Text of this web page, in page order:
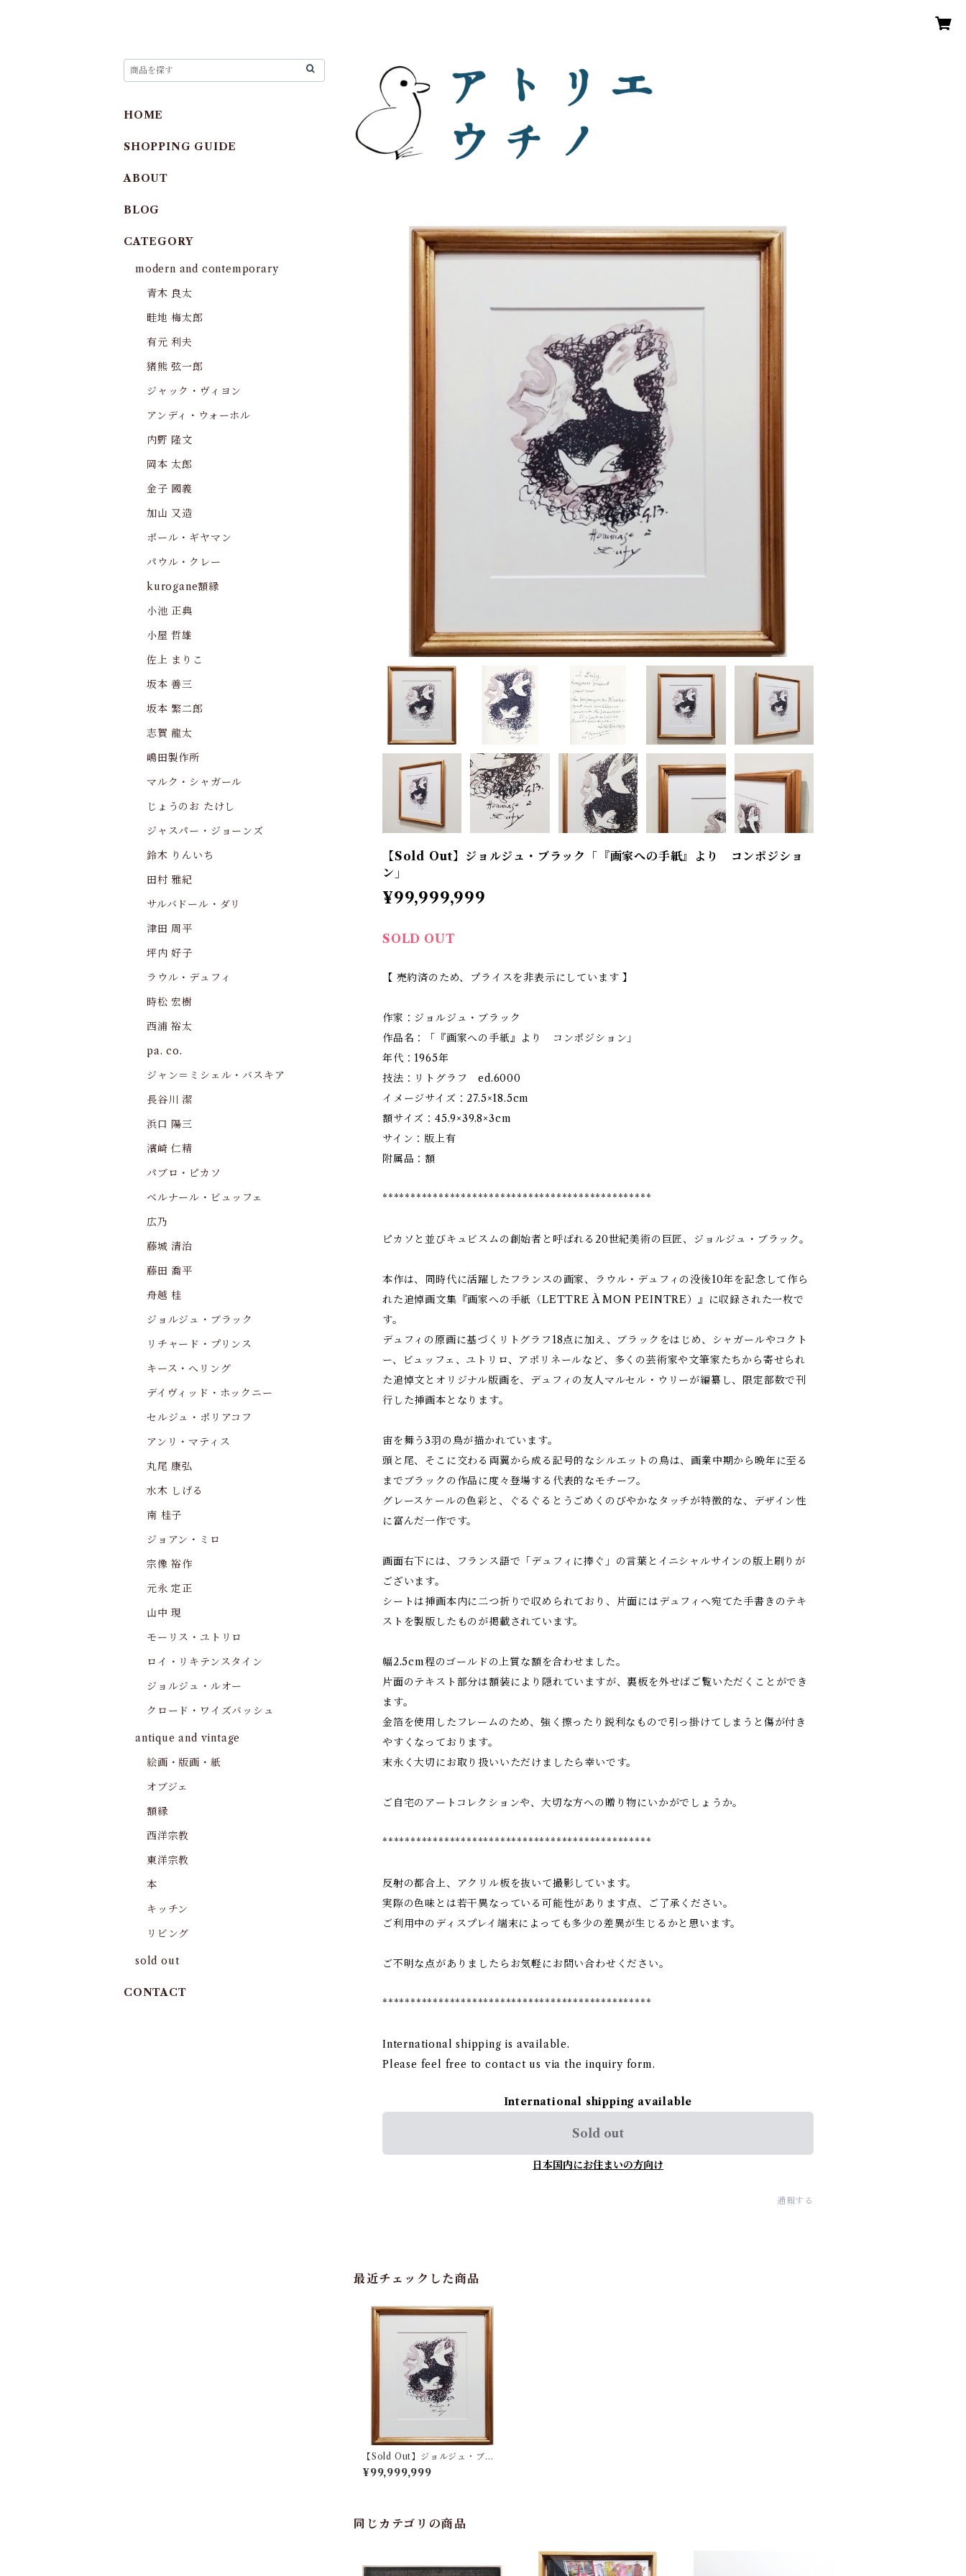
【Sold Out】ジョルジュ・ブラック「『画家への手紙』より コンポジショ
ン」
¥99,999,999
SOLD OUT
【 売約済のため、プライスを非表示にしています 】
作家：ジョルジュ・ブラック
作品名：「『画家への手紙』より コンポジション」
年代：1965年
技法：リトグラフ ed.6000
イメージサイズ：27.5×18.5cm
額サイズ：45.9×39.8×3cm
サイン：版上有
附属品：額
************************************************
ピカソと並びキュビスムの創始者と呼ばれる20世紀美術の巨匠、ジョルジュ・ブラック。
本作は、同時代に活躍したフランスの画家、ラウル・デュフィの没後10年を記念して作ら
れた追悼画文集『画家への手紙（LETTRE À MON PEINTRE）』に収録された一枚で
す。
デュフィの原画に基づくリトグラフ18点に加え、ブラックをはじめ、シャガールやコクト
ー、ビュッフェ、ユトリロ、アポリネールなど、多くの芸術家や文筆家たちから寄せられ
た追悼文とオリジナル版画を、デュフィの友人マルセル・ウリーが編纂し、限定部数で刊
行した挿画本となります。
宙を舞う3羽の鳥が描かれています。
頭と尾、そこに交わる両翼から成る記号的なシルエットの鳥は、画業中期から晩年に至る
までブラックの作品に度々登場する代表的なモチーフ。
グレースケールの色彩と、ぐるぐるとうごめくのびやかなタッチが特徴的な、デザイン性
に富んだ一作です。
画面右下には、フランス語で「デュフィに捧ぐ」の言葉とイニシャルサインの版上刷りが
ございます。
シートは挿画本内に二つ折りで収められており、片面にはデュフィへ宛てた手書きのテキ
ストを製版したものが掲載されています。
幅2.5cm程のゴールドの上質な額を合わせました。
片面のテキスト部分は額装により隠れていますが、裏板を外せばご覧いただくことができ
ます。
金箔を使用したフレームのため、強く擦ったり鋭利なもので引っ掛けてしまうと傷が付き
やすくなっております。
末永く大切にお取り扱いいただけましたら幸いです。
ご自宅のアートコレクションや、大切な方への贈り物にいかがでしょうか。
************************************************
反射の都合上、アクリル板を抜いて撮影しています。
実際の色味とは若干異なっている可能性があります点、ご了承ください。
ご利用中のディスプレイ端末によっても多少の差異が生じるかと思います。
ご不明な点がありましたらお気軽にお問い合わせください。
************************************************
International shipping is available.
Please feel free to contact us via the inquiry form.
International shipping available
Sold out
日本国内にお住まいの方向け
通報する
最近チェックした商品
【Sold Out】ジョルジュ・ブラ
ック「『画家への手紙』より コ
ンポジション」
¥99,999,999
同じカテゴリの商品
HOME
SHOPPING GUIDE
ABOUT
BLOG
CATEGORY
modern and contemporary
青木 良太
畦地 梅太郎
有元 利夫
猪熊 弦一郎
ジャック・ヴィヨン
アンディ・ウォーホル
内野 隆文
岡本 太郎
金子 國義
加山 又造
ポール・ギヤマン
パウル・クレー
kurogane額縁
小池 正典
小屋 哲雄
佐上 まりこ
坂本 善三
坂本 繁二郎
志賀 龍太
嶋田製作所
マルク・シャガール
じょうのお たけし
ジャスパー・ジョーンズ
鈴木 りんいち
田村 雅紀
サルバドール・ダリ
津田 周平
坪内 好子
ラウル・デュフィ
時松 宏樹
西浦 裕太
pa. co.
ジャン＝ミシェル・バスキア
長谷川 潔
浜口 陽三
濱崎 仁精
パブロ・ピカソ
ベルナール・ビュッフェ
広乃
藤城 清治
藤田 喬平
舟越 桂
ジョルジュ・ブラック
リチャード・プリンス
キース・へリング
デイヴィッド・ホックニー
セルジュ・ポリアコフ
アンリ・マティス
丸尾 康弘
水木 しげる
南 桂子
ジョアン・ミロ
宗像 裕作
元永 定正
山中 現
モーリス・ユトリロ
ロイ・リキテンスタイン
ジョルジュ・ルオー
クロード・ワイズバッシュ
antique and vintage
絵画・版画・紙
オブジェ
額縁
西洋宗教
東洋宗教
本
キッチン
リビング
sold out
CONTACT